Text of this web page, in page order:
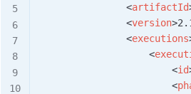
<artifactId
<version>
<executions
<
<id
<